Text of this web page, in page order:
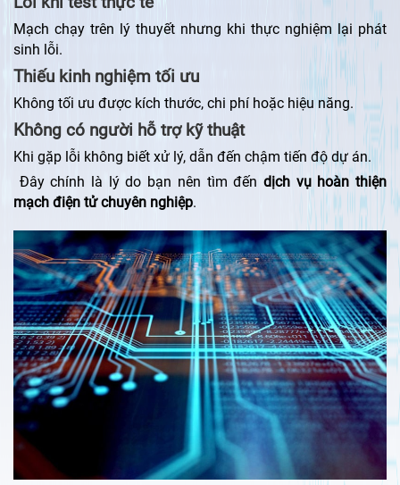
Mạch chạy trên lý thuyết nhưng khi thực nghiệm lại phát
sinh lỗi.
Thiếu kinh nghiệm tối ưu
Không tối ưu được kích thước, chi phí hoặc hiệu năng.
Không có người hỗ trợ kỹ thuật
Khi gặp lỗi không biết xử lý, dẫn đến chậm tiến độ dự án.
Đây chính là lý do bạn nên tìm đến dịch vụ hoàn thiện
mạch điện tử chuyên nghiệp.